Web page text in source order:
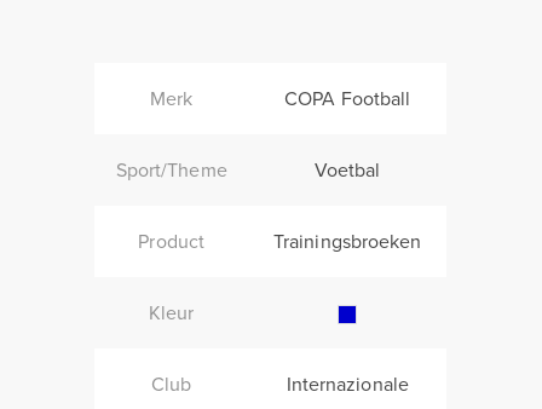
Merk COPA Football
Sport/Theme Voetbal
Product Trainingsbroeken
Kleur
Club Internazionale